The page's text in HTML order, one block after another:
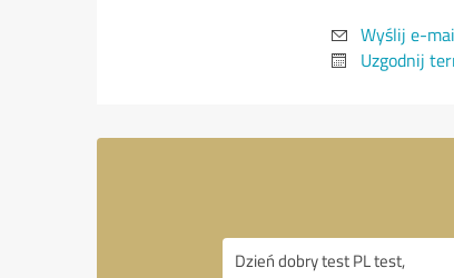
Wyślij e-
Uzgodnij